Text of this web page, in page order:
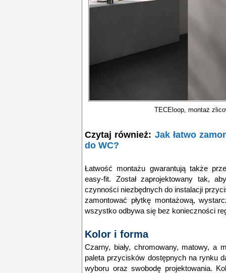
TECEloop, montaż
Czytaj również: Jak łatwo
do WC?
Łatwość montażu gwarantują także
easy-fit. Został zaprojektowany tak,
czynności niezbędnych do instalacji
zamontować płytkę montażową,
wszystko odbywa się bez konieczności
Kolor i forma
Czarny, biały, chromowany, matowy, a
paleta przycisków dostępnych na rynku
wyboru oraz swobodę projektowania.